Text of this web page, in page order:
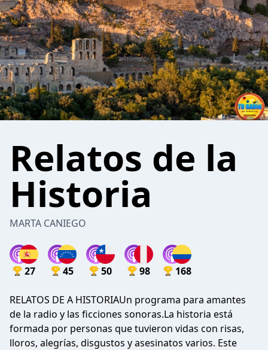
Relatos de la
Historia
MARTA CANIEGO
27 45 50 98 168
RELATOS DE A HISTORIAUn programa para amantes
de la radio y las ficciones sonoras.La historia está
formada por personas que tuvieron vidas con risas,
lloros, alegrías, disgustos y asesinatos varios. Este